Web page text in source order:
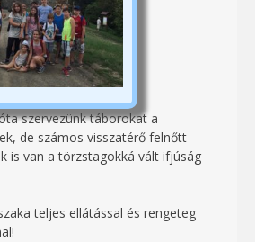
szervezünk táborokat a
de számos visszatérő felnőtt-
is van a törzstagokká vált ifjúság
teljes ellátással és rengeteg